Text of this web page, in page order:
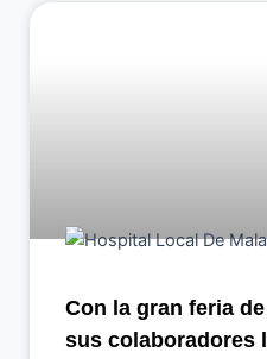
Con la gran feria
sus colaboradores